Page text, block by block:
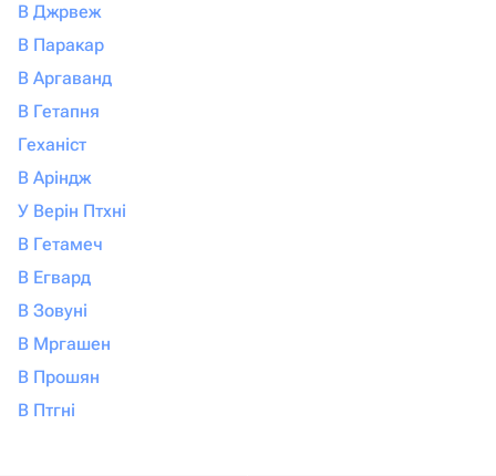
В Джрвеж
В Паракар
В Аргаванд
В Гетапня
Геханіст
В Аріндж
У Верін Птхні
В Гетамеч
В Егвард
В Зовуні
В Мргашен
В Прошян
В Птгні